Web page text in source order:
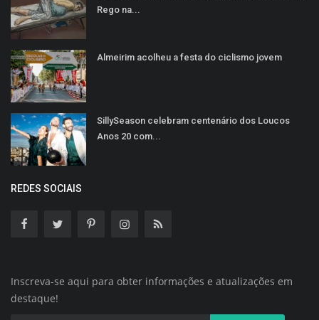
Rego na...
Almeirim acolheu a festa do ciclismo jovem
SillySeason celebram centenário dos Loucos
Anos 20 com...
REDES SOCIAIS
Inscreva-se aqui para obter informações e atualizações em
destaque!